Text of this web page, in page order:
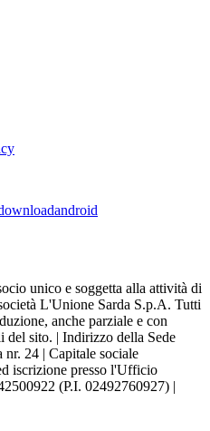
android
unico e soggetta alla attività di
L'Unione Sarda S.p.A. Tutti
anche parziale e con
del sito. | Indirizzo della Sede
24 | Capitale sociale
iscrizione presso l'Ufficio
(P.I. 02492760927) |